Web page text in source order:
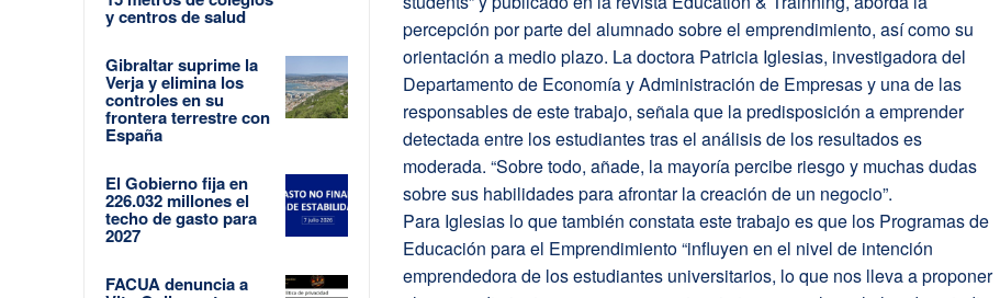
y centros de salud
Gibraltar suprime la
Verja y elimina los
controles en su
frontera terrestre con
España
El Gobierno fija en
226.032 millones el
techo de gasto para
2027
FACUA denuncia a
percepción por parte del alumnado sobre el emprendimiento, así como su
orientación a medio plazo. La doctora Patricia Iglesias, investigadora del
Departamento de Economía y Administración de Empresas y una de las
responsables de este trabajo, señala que la predisposición a emprender
detectada entre los estudiantes tras el análisis de los resultados es
moderada. “Sobre todo, añade, la mayoría percibe riesgo y muchas dudas
sobre sus habilidades para afrontar la creación de un negocio”.
Para Iglesias lo que también constata este trabajo es que los Programas de
Educación para el Emprendimiento “influyen en el nivel de intención
emprendedora de los estudiantes universitarios, lo que nos lleva a proponer